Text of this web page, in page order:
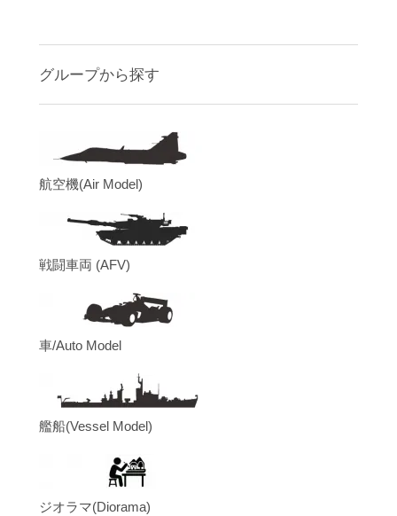
グループから探す
航空機(Air Model)
戦闘車両 (AFV)
車/Auto Model
艦船(Vessel Model)
ジオラマ(Diorama)